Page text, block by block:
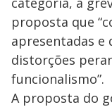
proposta que
apresentadas e
distorções
funcionalismo”.
A proposta do